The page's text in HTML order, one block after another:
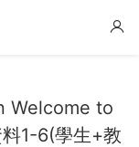
Welcome to
1-6(學生+教